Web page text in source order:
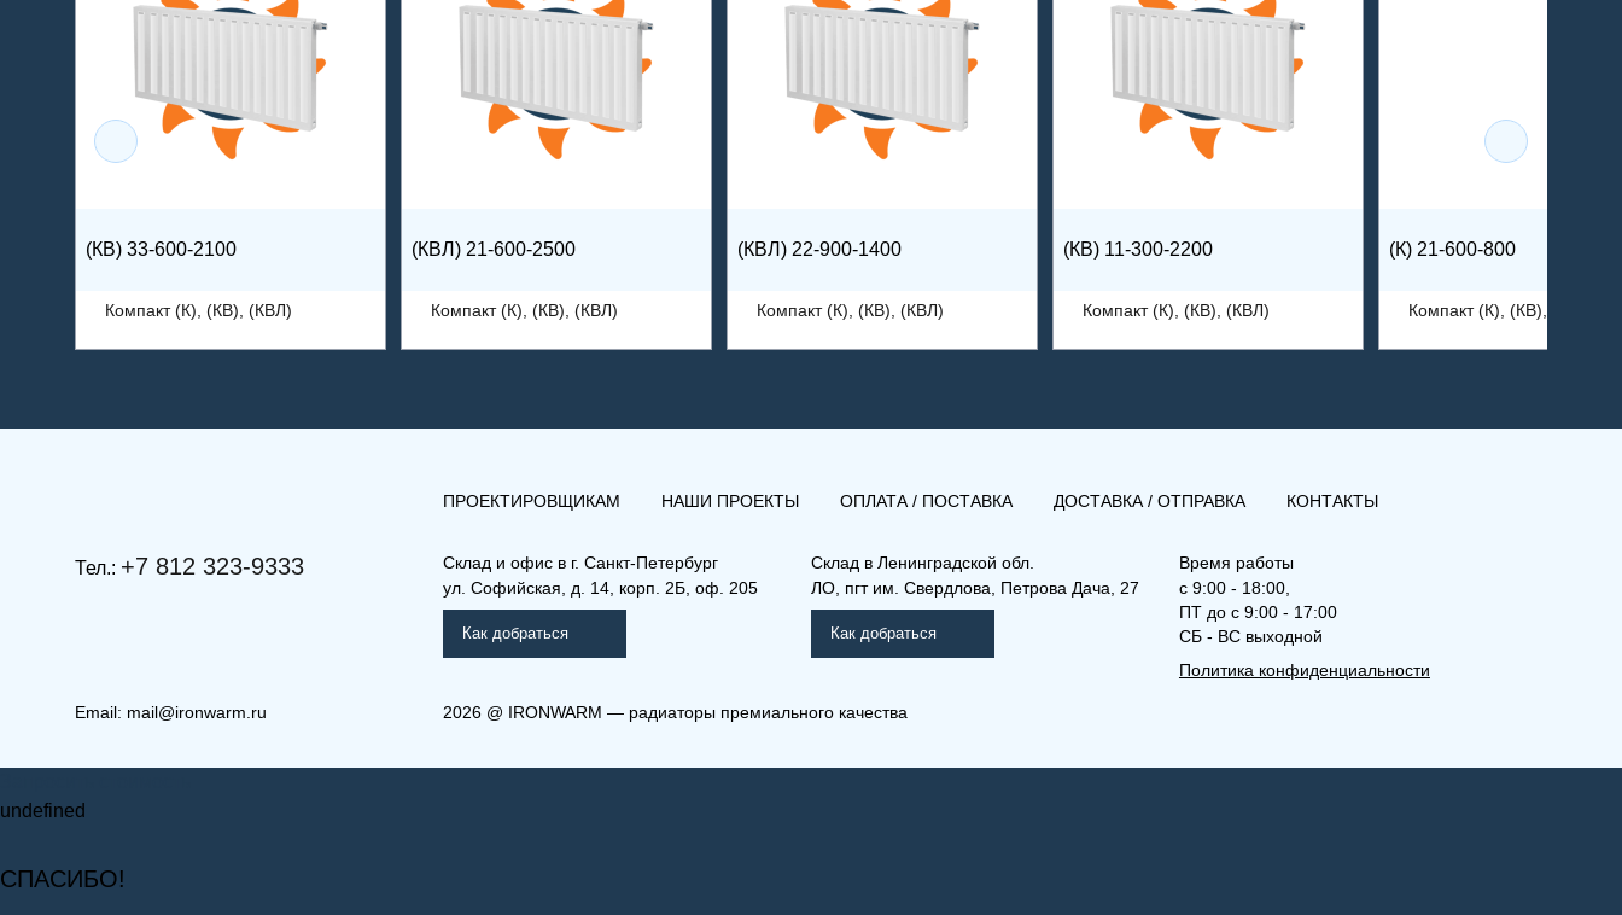
(КВ) 33-600-2100
Компакт (К), (КВ), (КВЛ)
(КВЛ) 21-600-2500
Компакт (К), (КВ), (КВЛ)
(КВЛ) 22-900-1400
Компакт (К), (КВ), (КВЛ)
(КВ) 11-300-2200
Компакт (К), (КВ), (КВЛ)
(К) 21-600-800
Компакт (К), (КВ), (КВЛ)
Тел.: +7 812 323-9333
ПРОЕКТИРОВЩИКАМ НАШИ ПРОЕКТЫ ОПЛАТА / ПОСТАВКА ДОСТАВКА / ОТПРАВКА КОНТАКТЫ
Склад и офис в г. Санкт-Петербург
ул. Софийская, д. 14, корп. 2Б, оф. 205
Как добраться
Склад в Ленинградской обл.
ЛО, пгт им. Свердлова, Петрова Дача, 27
Как добраться
Время работы
с 9:00 - 18:00,
ПТ до с 9:00 - 17:00
СБ - ВС выходной
Политика конфиденциальности
Email: mail@ironwarm.ru 2026 @ IRONWARM — радиаторы премиального качества
undefined
СПАСИБО!